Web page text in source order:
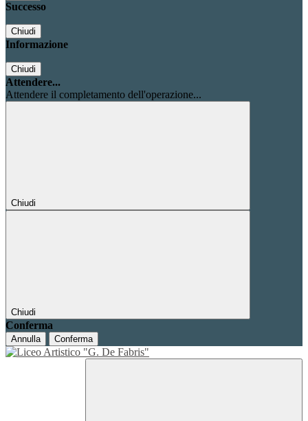
Successo
Chiudi
Informazione
Chiudi
Attendere...
Attendere il completamento dell'operazione...
Chiudi
Chiudi
Conferma
Annulla Conferma